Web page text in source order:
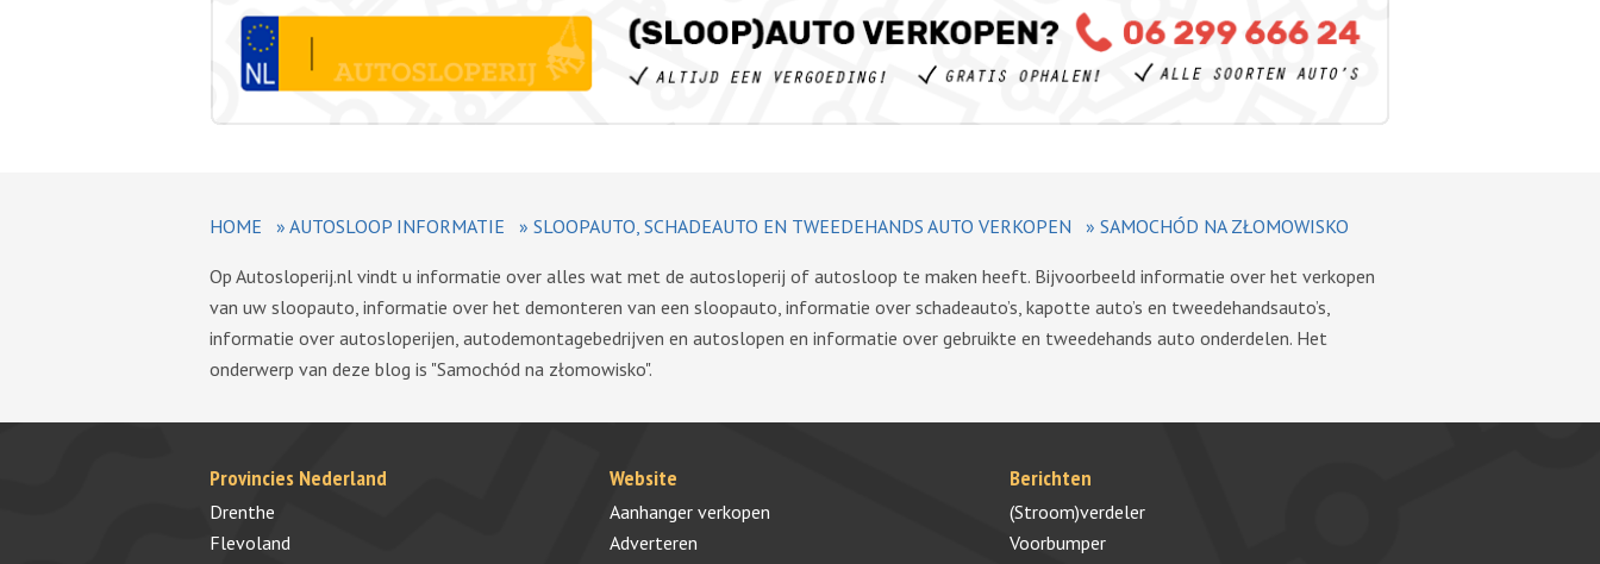
HOME » AUTOSLOOP INFORMATIE » SLOOPAUTO, SCHADEAUTO EN TWEEDEHANDS AUTO VERKOPEN » SAMOCHÓD NA ZŁOMOWISKO
Op Autosloperij.nl vindt u informatie over alles wat met de autosloperij of autosloop te maken heeft. Bijvoorbeeld informatie over het verkopen
van uw sloopauto, informatie over het demonteren van een sloopauto, informatie over schadeauto’s, kapotte auto’s en tweedehandsauto’s,
informatie over autosloperijen, autodemontagebedrijven en autoslopen en informatie over gebruikte en tweedehands auto onderdelen. Het
onderwerp van deze blog is "Samochód na złomowisko".
Provincies Nederland
Drenthe
Flevoland
Website
Aanhanger verkopen
Adverteren
Berichten
(Stroom)verdeler
Voorbumper